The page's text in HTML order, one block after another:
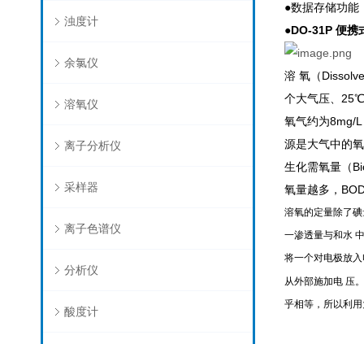
浊度计
余氯仪
溶氧仪
离子分析仪
采样器
离子色谱仪
分析仪
酸度计
●数据存储功能
●DO-31P 便携
溶 氧（
个大气压、
氧气约为8mg/
源是大气中的
生化需氧量（
氧量越多，
溶氧的定量除了
一渗透量与和水
将一个对电极放
从外部施加电 压
乎相等，所以利